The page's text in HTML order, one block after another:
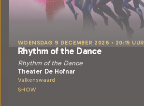
WOENSDAG 9 DECEMBER 2026 • 20:15 UUR
Rhythm of the Dance
Rhythm of the Dance
Theater De Hofnar
Valkenswaard
SHOW